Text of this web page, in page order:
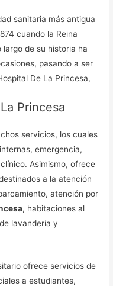
sanitaria más antigua
cuando la Reina
de su historia ha
pasando a ser
De La Princesa,
Princesa
servicios, los cuales
emergencia,
Asimismo, ofrece
a la atención
atención por
, habitaciones al
lavandería y
ofrece servicios de
a estudiantes,